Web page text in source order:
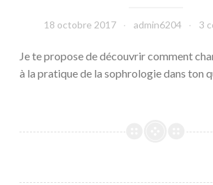
18 octobre 2017 admin6204 3
Je te propose de découvrir comment
à la pratique de la sophrologie dans ton